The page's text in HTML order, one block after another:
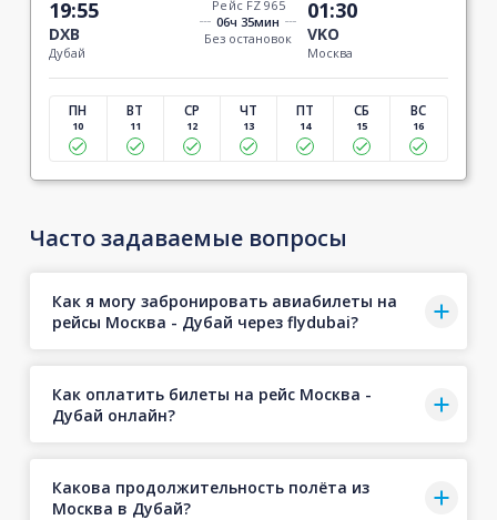
19:55
DXB
Дубай
Рейс FZ 965
06ч 35мин
Без остановок
01:30
VKO
Москва
ПН
10
ВТ
11
СР
12
ЧТ
13
ПТ
14
СБ
15
ВС
16
Часто задаваемые вопросы
Как я могу забронировать авиабилеты на
рейсы Москва - Дубай через flydubai?
Как оплатить билеты на рейс Москва -
Дубай онлайн?
Какова продолжительность полёта из
Москва в Дубай?